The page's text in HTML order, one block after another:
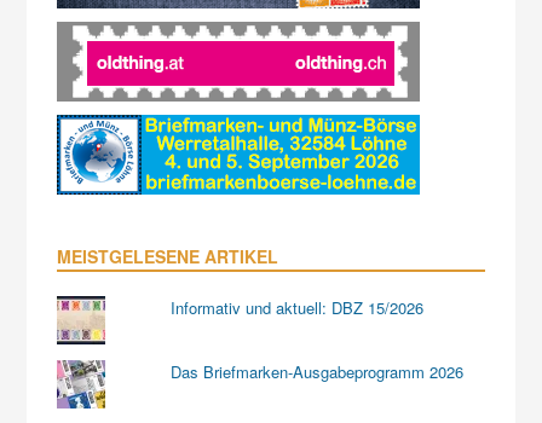
MEISTGELESENE ARTIKEL
Informativ und aktuell: DBZ 15/2026
Das Briefmarken-Ausgabeprogramm 2026